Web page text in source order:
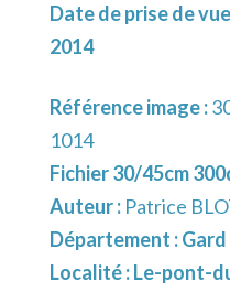
Date de prise de
2014
Référence image :
1014
Fichier 30/45cm
Auteur : Patrice
Département :
Localité :Le-pont-